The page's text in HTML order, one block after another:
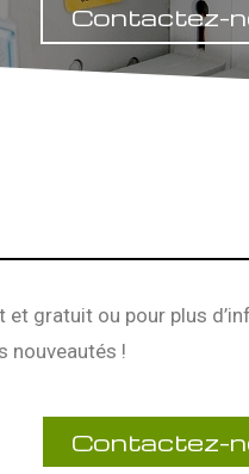
Contactez-
gratuit ou pour plus
nouveautés !
Contactez-